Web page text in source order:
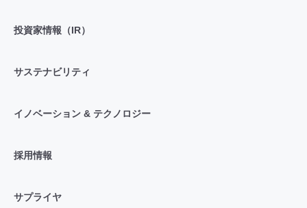
投資家情報（IR）
サステナビリティ
イノベーション & テクノロジー
採用情報
サプライヤ